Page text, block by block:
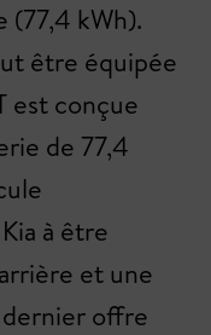
(77,4 kWh).
être équipée
est conçue
de 77,4
à être
et une
offre